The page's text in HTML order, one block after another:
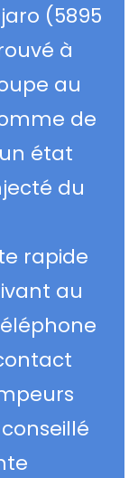
(5895
à
au
de
état
du
rapide
au